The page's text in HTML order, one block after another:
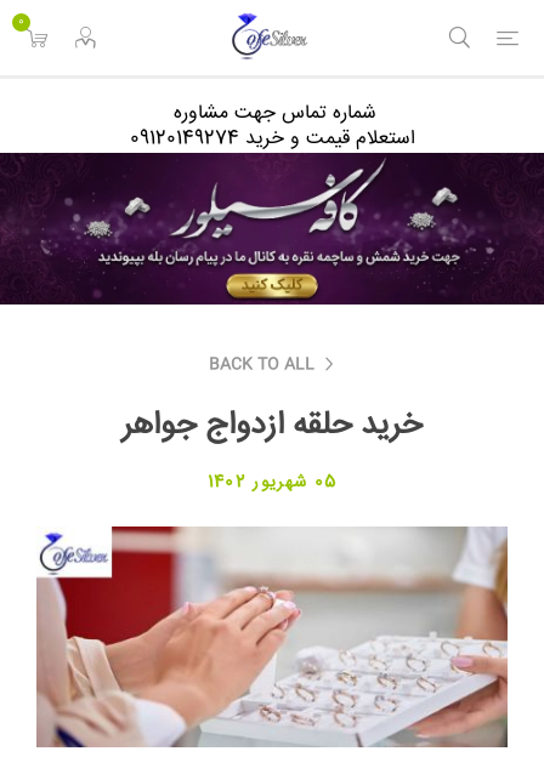
0
شماره تماس جهت مشاوره
استعلام قیمت و خرید 09120149274
BACK TO ALL
خرید حلقه ازدواج جواهر
05 شهریور 1402